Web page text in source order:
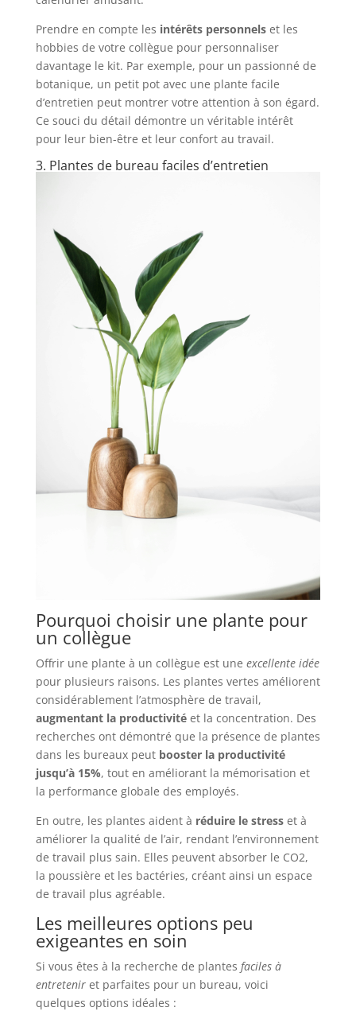
Prendre en compte les intérêts personnelset les
hobbies de votre collègue pour personnaliser
davantage le kit. Par exemple, pour un passionné de
botanique, un petit pot avec une plante facile
d’entretien peut montrer votre attention à son égard.
Ce souci du détail démontre un véritable intérêt
pour leur bien-être et leur confort au travail.
3. Plantes de bureau faciles d’entretien
Pourquoi choisir une plante pour
un collègue
Offrir une plante à un collègue est une excellente idée
pour plusieurs raisons. Les plantes vertes améliorent
considérablement l’atmosphère de travail,
augmentant la productivitéet la concentration. Des
recherches ont démontré que la présence de plantes
dans les bureaux peut booster la productivité
jusqu’à 15%, tout en améliorant la mémorisation et
la performance globale des employés.
En outre, les plantes aident à réduire le stresset à
améliorer la qualité de l’air, rendant l’environnement
de travail plus sain. Elles peuvent absorber le CO2,
la poussière et les bactéries, créant ainsi un espace
de travail plus agréable.
Les meilleures options peu
exigeantes en soin
Si vous êtes à la recherche de plantes faciles à
entreteniret parfaites pour un bureau, voici
quelques options idéales :